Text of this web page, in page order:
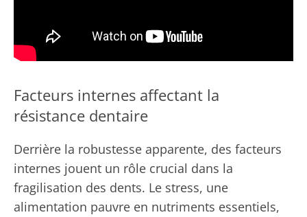
Facteurs internes affectant la
résistance dentaire
Derrière la robustesse apparente, des facteurs
internes jouent un rôle crucial dans la
fragilisation des dents. Le stress, une
alimentation pauvre en nutriments essentiels,